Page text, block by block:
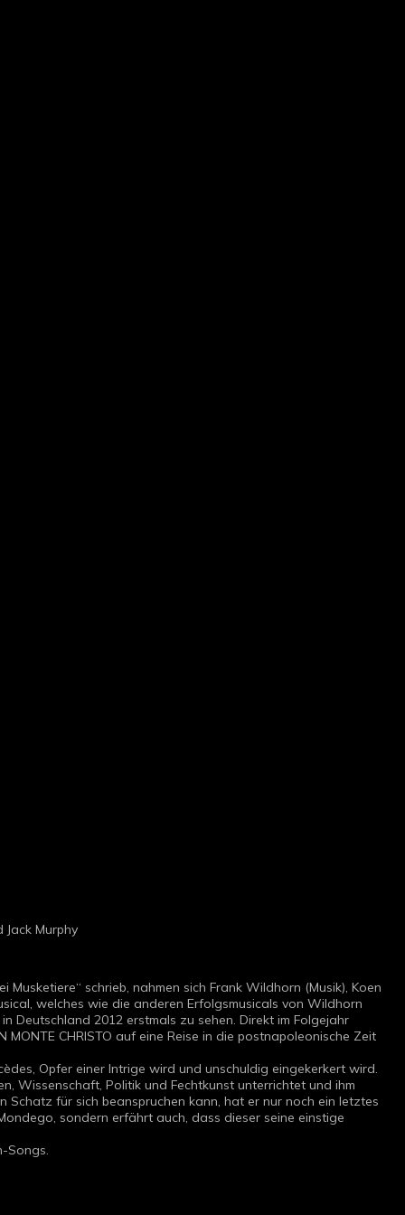
Murphy
schrieb, nahmen sich Frank Wildhorn (Musik), Koen
welches wie die anderen Erfolgsmusicals von Wildhorn
Deutschland 2012 erstmals zu sehen. Direkt im Folgejahr
CHRISTO auf eine Reise in die postnapoleonische Zeit
Opfer einer Intrige wird und unschuldig eingekerkert wird.
Wissenschaft, Politik und Fechtkunst unterrichtet und ihm
für sich beanspruchen kann, hat er nur noch ein letztes
sondern erfährt auch, dass dieser seine einstige
Songs.